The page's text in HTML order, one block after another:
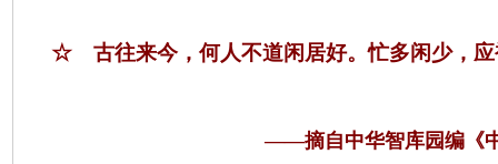
☆ 古往来今，何人不道闲居好。忙多闲少，
——摘自中华智库园编《